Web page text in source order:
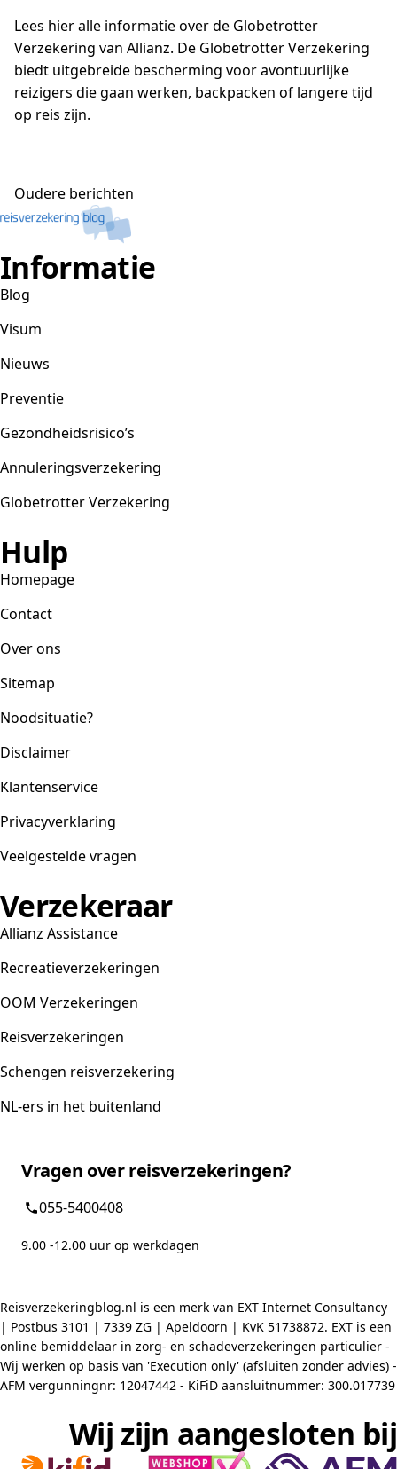
Lees hier alle informatie over de Globetrotter
Verzekering van Allianz. De Globetrotter Verzekering
biedt uitgebreide bescherming voor avontuurlijke
reizigers die gaan werken, backpacken of langere tijd
op reis zijn.
Berichtennavigatie
Oudere berichten
Informatie
Blog
Visum
Nieuws
Preventie
Gezondheidsrisico’s
Annuleringsverzekering
Globetrotter Verzekering
Hulp
Homepage
Contact
Over ons
Sitemap
Noodsituatie?
Disclaimer
Klantenservice
Privacyverklaring
Veelgestelde vragen
Verzekeraar
Allianz Assistance
Recreatieverzekeringen
OOM Verzekeringen
Reisverzekeringen
Schengen reisverzekering
NL-ers in het buitenland
Vragen over reisverzekeringen?
055-5400408
9.00 -12.00 uur op werkdagen
Reisverzekeringblog.nl is een merk van EXT Internet Consultancy
| Postbus 3101 | 7339 ZG | Apeldoorn | KvK 51738872. EXT is een
online bemiddelaar in zorg- en schadeverzekeringen particulier -
Wij werken op basis van 'Execution only' (afsluiten zonder advies) -
AFM vergunningnr: 12047442 - KiFiD aansluitnummer: 300.017739
Wij zijn aangesloten bij